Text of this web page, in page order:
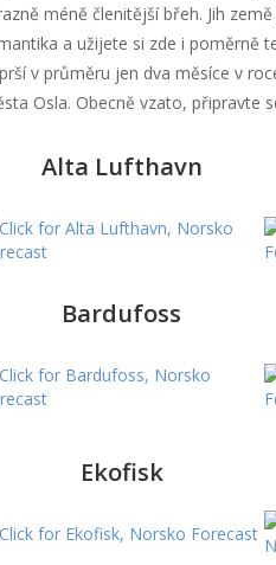
méně členitější břeh. Jih
a užijete si zde i poměrně
v průměru jen dva měsíce v
Osla. Obecně vzato, připravte
Alta Lufthavn
Bardufoss
Ekofisk